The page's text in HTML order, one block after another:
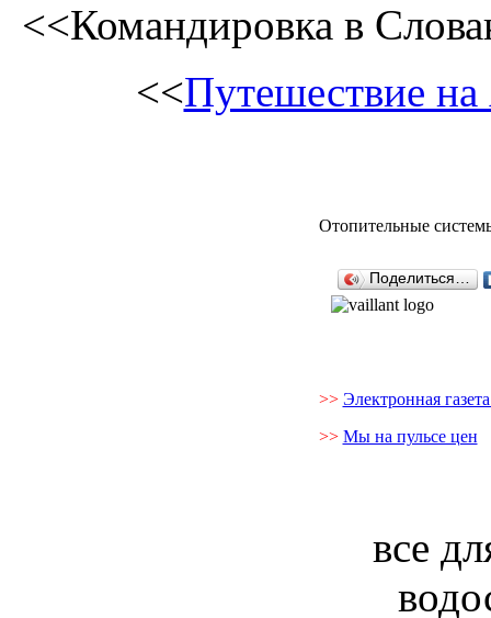
<<Командировка в
<<Путешествие
Отопительные
Поделиться…
>> Электронная
>> Мы на пульсе цен
все